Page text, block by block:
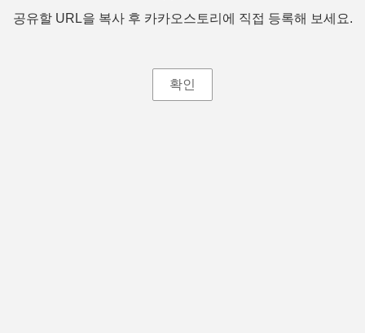
공유할 URL을 복사 후 카카오스토리에 직접 등록해 보세요.
확인